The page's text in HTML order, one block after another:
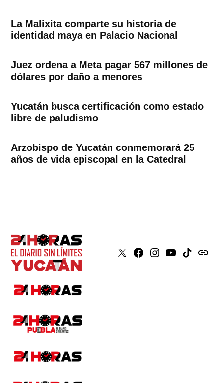
La Malixita comparte su historia de
identidad maya en Palacio Nacional
Juez ordena a Meta pagar 567 millones de
dólares por daño a menores
Yucatán busca certificación como estado
libre de paludismo
Arzobispo de Yucatán conmemorará 25
años de vida episcopal en la Catedral
X Faceboook
Instagram
YoutubeTiktokissuu